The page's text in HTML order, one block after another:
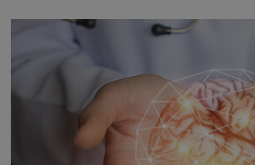
Hodně času tráví na zemi, kde
Jeho domovinou je prakticky celá
výjimkou pobřežní oblasti.